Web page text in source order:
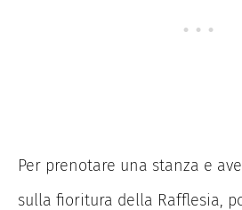
Per prenotare una stanza e
sulla fioritura della Rafflesia,